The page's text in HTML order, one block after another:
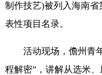
制作技艺)被列入海南
表性项目名录。
活动现场，儋州青年
程解密”，讲解从选米